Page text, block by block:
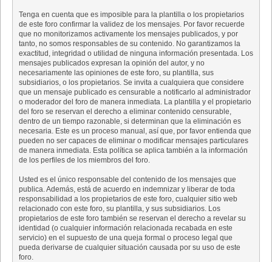
Tenga en cuenta que es imposible para la plantilla o los propietarios
de este foro confirmar la validez de los mensajes. Por favor recuerde
que no monitorizamos activamente los mensajes publicados, y por
tanto, no somos responsables de su contenido. No garantizamos la
exactitud, integridad o utilidad de ninguna información presentada. Los
mensajes publicados expresan la opinión del autor, y no
necesariamente las opiniones de este foro, su plantilla, sus
subsidiarios, o los propietarios. Se invita a cualquiera que considere
que un mensaje publicado es censurable a notificarlo al administrador
o moderador del foro de manera inmediata. La plantilla y el propietario
del foro se reservan el derecho a eliminar contenido censurable,
dentro de un tiempo razonable, si determinan que la eliminación es
necesaria. Este es un proceso manual, así que, por favor entienda que
pueden no ser capaces de eliminar o modificar mensajes particulares
de manera inmediata. Esta política se aplica también a la información
de los perfiles de los miembros del foro.
Usted es el único responsable del contenido de los mensajes que
publica. Además, está de acuerdo en indemnizar y liberar de toda
responsabilidad a los propietarios de este foro, cualquier sitio web
relacionado con este foro, su plantilla, y sus subsidiarios. Los
propietarios de este foro también se reservan el derecho a revelar su
identidad (o cualquier información relacionada recabada en este
servicio) en el supuesto de una queja formal o proceso legal que
pueda derivarse de cualquier situación causada por su uso de este
foro.